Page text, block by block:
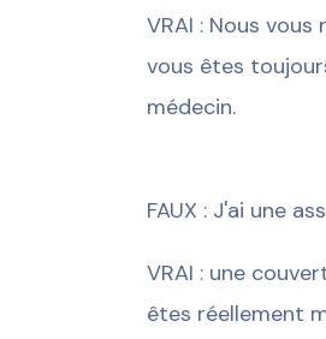
VRAI : Nous
vous êtes
médecin.
FAUX : J'ai une
VRAI : une
êtes réellement